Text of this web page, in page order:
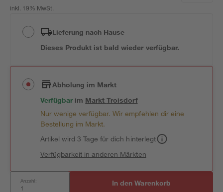
inkl. 19% MwSt.
Lieferung nach Hause
Dieses Produkt ist bald wieder verfügbar.
Abholung im Markt
Verfügbar im MarktTroisdorf
Nur wenige verfügbar. Wir empfehlen dir eine
Bestellung im Markt.
Artikel wird 3 Tage für dich hinterlegt
Verfügbarkeit in anderen Märkten
Anzahl: In den Warenkorb